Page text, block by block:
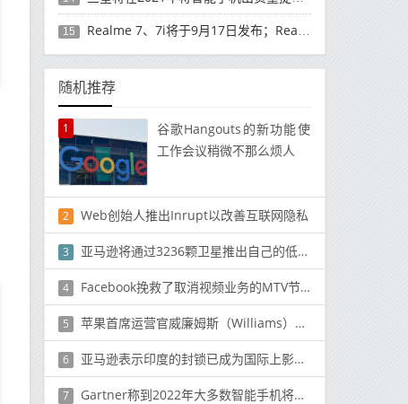
15 Realme 7、7i将于9月17日发布；Realme 7i的完整规格并导致泄漏
随机推荐
1
谷歌Hangouts的新功能使
工作会议稍微不那么烦人
2 Web创始人推出Inrupt以改善互联网隐私
3 亚马逊将通过3236颗卫星推出自己的低成本互联网服务
4 Facebook挽救了取消视频业务的MTV节目
5 苹果首席运营官威廉姆斯（Williams）不会说5G 2020 iPhone 12型号是否会迟到
6 亚马逊表示印度的封锁已成为国际上影响最大的收入
7 Gartner称到2022年大多数智能手机将具有AI功能